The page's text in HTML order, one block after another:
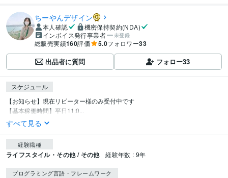
ちーやんデザイン
本人確認
機密保持契約(NDA)
インボイス発行事業者
未登録
総販売実績160評価 5.0フォロワー33
出品者に質問 フォロー33
スケジュール
【お知らせ】現在リピーター様のみ受付中です
【基本稼働時間】平日11:0...
すべて見る
経験職種
ライフスタイル・その他 / その他 経験年数 : 9年
プログラミング言語・フレームワーク